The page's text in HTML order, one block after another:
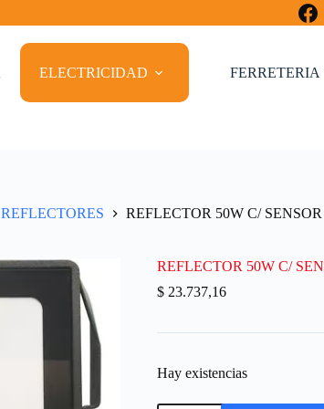
ELECTRICIDAD FERRETERIA
REFLECTORES REFLECTOR 50W C/
REFLECTOR 50W C/
$23.737,16
Hay existencias